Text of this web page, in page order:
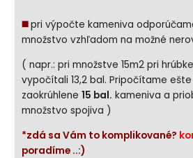
◼️pri výpočte kameniva
množstvo vzhľadom na možné
( napr.: pri množstve 15m2 pri
vypočítali 13,2 bal. Pripočítame ešte
zaokrúhlene15 bal. kameniva a
množstvo spojiva )
*zdá sa Vám to komplikované?
poradíme ..:)